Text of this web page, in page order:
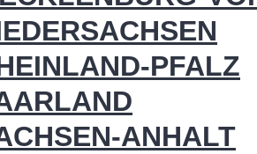
PFALZ
ANHALT